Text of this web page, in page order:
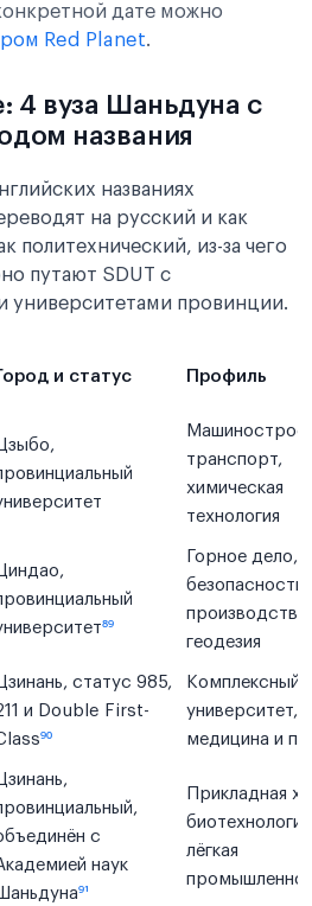
дате можно
Red Planet.
4 вуза Шаньдуна с
названия
названиях
на русский и как
политехнический, из-за чего
путают SDUT с
университетами провинции.
и статус Профиль
Цзыбо,
транспорт,
химическая
технология
Циндао,
⁸⁹
Горное дело,
безопасность
производства,
геодезия
Цзинань, статус 985,
и Double First-
⁹⁰
Комплексный
университет,
медицина и
Цзинань,
с
наук
Шаньдуна⁹¹
Прикладная
лёгкая